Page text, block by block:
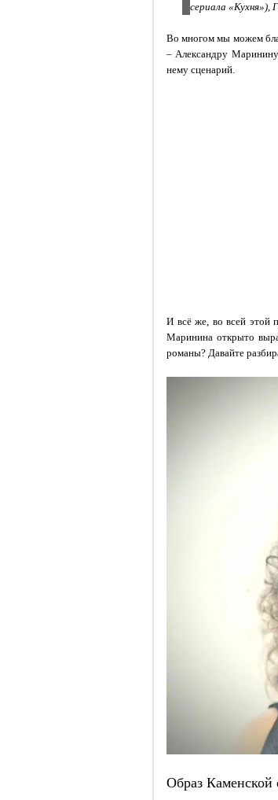
сериала «Кухня»),
Во многом мы можем
– Александру
нему сценарий.
И всё же, во всей этой
Маринина открыто
романы? Давайте
Образ Каменской